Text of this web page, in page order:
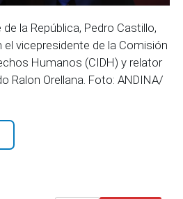
la República, Pedro Castillo,
vicepresidente de la Comisión
Humanos (CIDH) y relator
Ralon Orellana. Foto: ANDINA/